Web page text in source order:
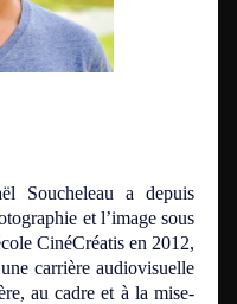
Soucheleau a depuis
et l’image sous
CinéCréatis en 2012,
carrière audiovisuelle
au cadre et à la mise-